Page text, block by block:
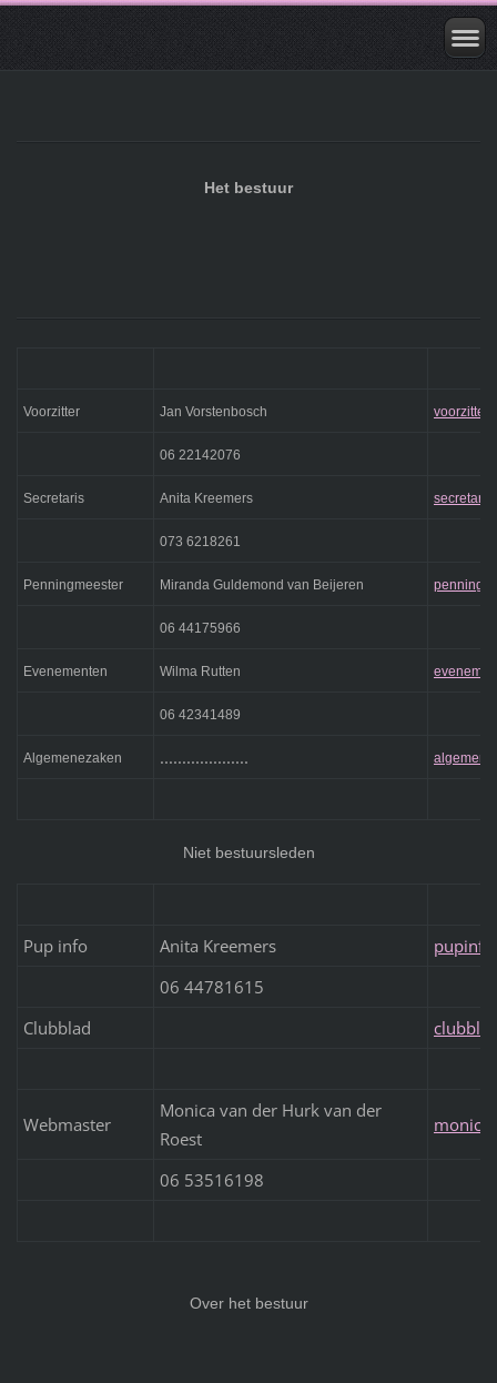
Het bestuur
Voorzitter Jan Vorstenbosch
06 22142076
Secretaris Anita Kreemers
073 6218261
Penningmeester Miranda Guldemond van Beijeren
06 44175966
Evenementen Wilma Rutten
06 42341489
Algemenezaken ....................
Niet bestuursleden
Pup info Anita Kreemers
06 44781615
Clubblad
Webmaster
Monica van der Hurk van der
Roest
06 53516198
Over het bestuur